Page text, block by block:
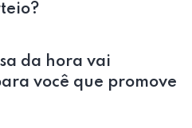
da hora vai
você que promove